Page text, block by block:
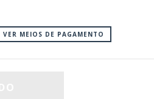
VER MEIOS DE PAGAMENTO